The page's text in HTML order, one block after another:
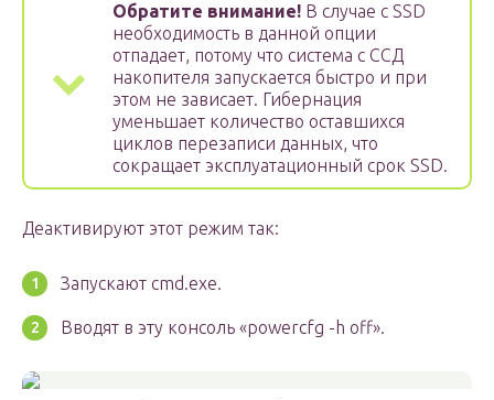
Обратите внимание! В случае с SSD
необходимость в данной опции
отпадает, потому что система с ССД
накопителя запускается быстро и при
этом не зависает. Гибернация
уменьшает количество оставшихся
циклов перезаписи данных, что
сокращает эксплуатационный срок SSD.
Деактивируют этот режим так:
Запускают cmd.exe.
Вводят в эту консоль «powercfg -h off».